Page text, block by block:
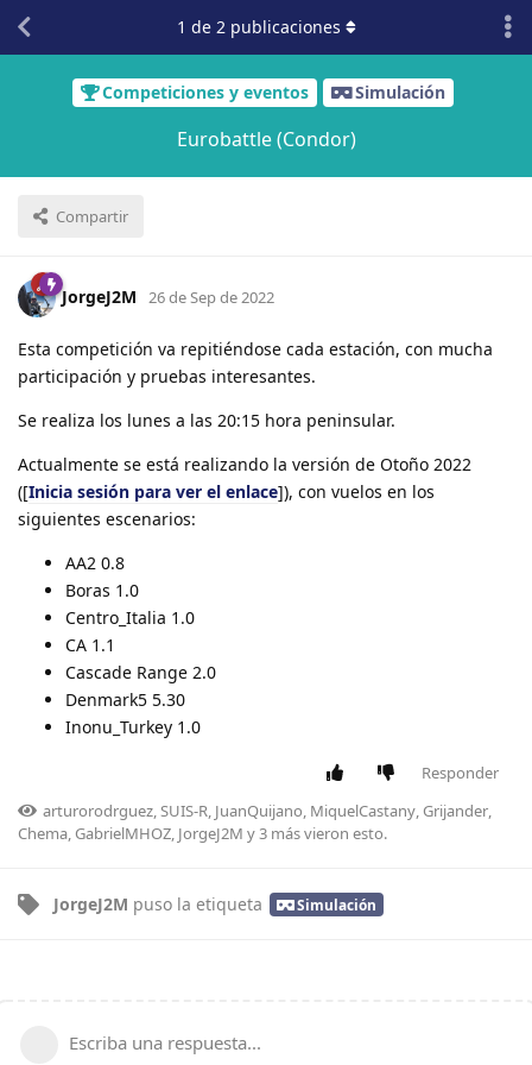
Competiciones y eventos Simulación
Eurobattle (Condor)
Compartir
1 de 2publicaciones
JorgeJ2M 26 de Sep de 2022
Esta competición va repitiéndose cada estación, con mucha
participación y pruebas interesantes.
Se realiza los lunes a las 20:15 hora peninsular.
Actualmente se está realizando la versión de Otoño 2022
([Inicia sesión para ver el enlace]), con vuelos en los
siguientes escenarios:
AA2 0.8
Boras 1.0
Centro_Italia 1.0
CA 1.1
Cascade Range 2.0
Denmark5 5.30
Inonu_Turkey 1.0
Responder
arturorodrguez,SUIS-R, JuanQuijano, MiquelCastany, Grijander,
Chema, GabrielMHOZ, JorgeJ2M y3 másvieron esto.
JorgeJ2M puso la etiqueta Simulación
Escriba una respuesta...